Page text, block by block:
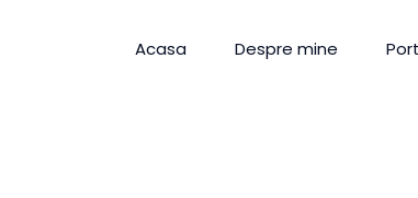
Acasa Despre mine